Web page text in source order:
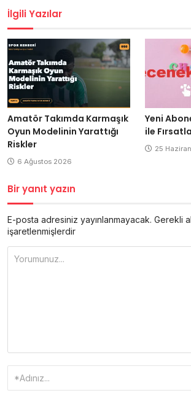
İlgili Yazılar
Amatör Takımda Karmaşık
Oyun Modelinin Yarattığı
Riskler
6 Ağustos 2026
Yeni
ile
25
Bir yanıt yazın
E-posta adresiniz yayınlanmayacak. Gerekli
işaretlenmişlerdir